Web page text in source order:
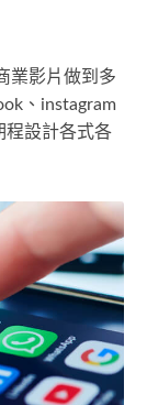
業影片做到多
、instagram
程設計各式各